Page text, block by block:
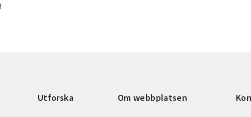
Utforska Om webbplatsen